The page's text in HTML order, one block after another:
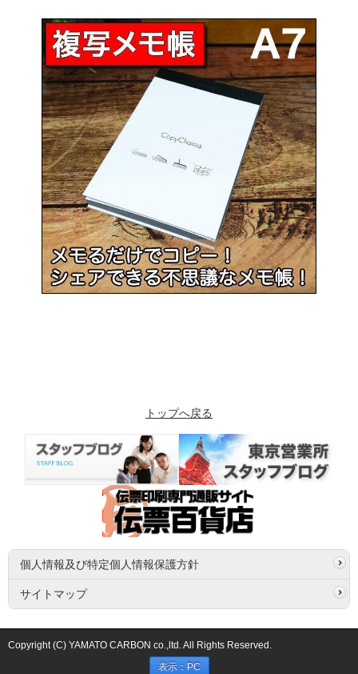
トップへ戻る
個人情報及び特定個人情報保護方針
サイトマップ
Copyright (C) YAMATO CARBON co.,ltd. All Rights Reserved.
表示：PC